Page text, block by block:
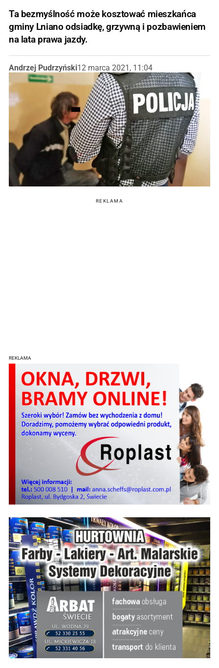
Ta bezmyślność może kosztować mieszkańca
gminy Lniano odsiadkę, grzywną i pozbawieniem
na lata prawa jazdy.
Andrzej Pudrzyński12 marca 2021, 11:04
REKLAMA
REKLAMA